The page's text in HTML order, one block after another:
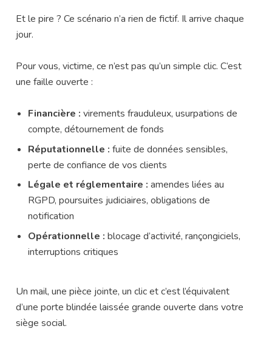
Et le pire ? Ce scénario n’a rien de fictif. Il arrive chaque
jour.
Pour vous, victime, ce n’est pas qu’un simple clic. C’est
une faille ouverte :
Financière : virements frauduleux, usurpations de
compte, détournement de fonds
Réputationnelle : fuite de données sensibles,
perte de confiance de vos clients
Légale et réglementaire : amendes liées au
RGPD, poursuites judiciaires, obligations de
notification
Opérationnelle : blocage d’activité, rançongiciels,
interruptions critiques
Un mail, une pièce jointe, un clic et c’est l’équivalent
d’une porte blindée laissée grande ouverte dans votre
siège social.